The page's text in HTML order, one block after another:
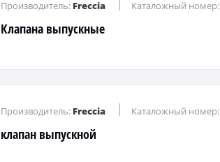
Клапана выпускные
Производитель: Freccia Каталожный номер:
клапан выпускной
Производитель: Freccia Каталожный номер: